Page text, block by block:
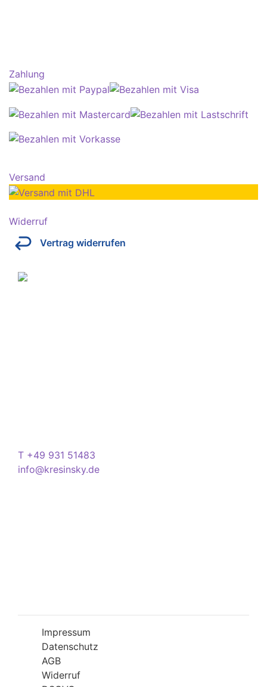
Zahlung
Versand
Widerruf
Vertrag widerrufen
T +49 931 51483
info@kresinsky.de
Impressum
Datenschutz
AGB
Widerruf